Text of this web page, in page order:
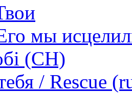
мы
(СН)
/ Rescue